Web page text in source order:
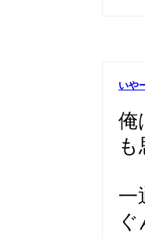
いや
俺
一